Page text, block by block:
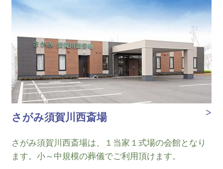
さがみ須賀川西斎場
さがみ須賀川西斎場は、１当家１式場の会館となり
ます。小～中規模の葬儀でご利用頂けます。